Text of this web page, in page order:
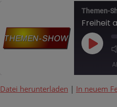
Themen-
PLAY
EPISODE
Amazon
TEILEN
Datei herunterladen | In neuem